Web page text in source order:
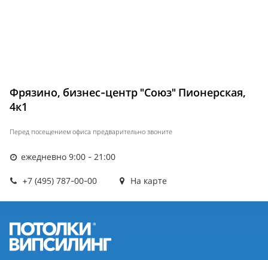
Фрязино, бизнес-центр "Союз" Пионерская,
4к1
Перед посещением офиса предварительно звоните
ежедневно 9:00 - 21:00
+7 (495) 787-00-00 На карте